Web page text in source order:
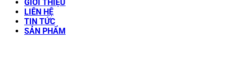
GIỚI THIỆU
LIÊN HỆ
TIN TỨC
SẢN PHẨM